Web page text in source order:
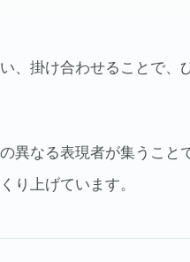
、掛け合わせることで、
異なる表現者が集うこと
り上げています。